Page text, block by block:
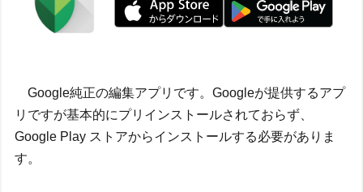
Google純正の編集アプリです。Googleが提供するアプ
リですが基本的にプリインストールされておらず、
Google Play ストアからインストールする必要がありま
す。